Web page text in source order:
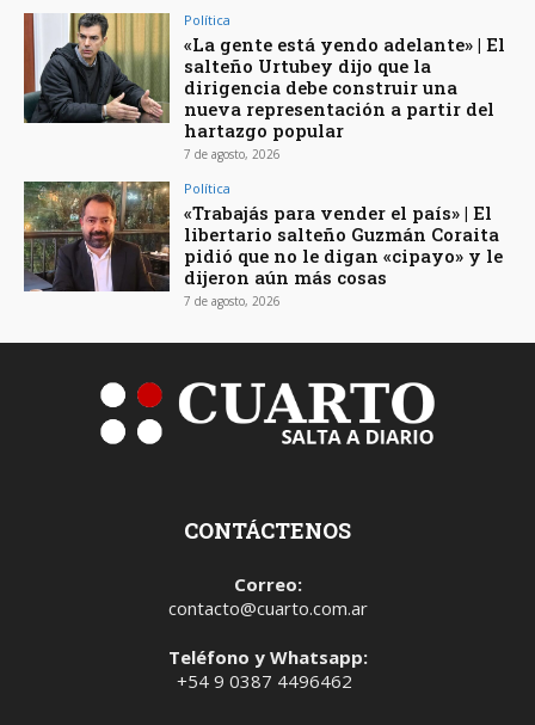
Política
«La gente está yendo adelante» | El
salteño Urtubey dijo que la
dirigencia debe construir una
nueva representación a partir del
hartazgo popular
7 de agosto, 2026
Política
«Trabajás para vender el país» | El
libertario salteño Guzmán Coraita
pidió que no le digan «cipayo» y le
dijeron aún más cosas
7 de agosto, 2026
CONTÁCTENOS
Correo:
contacto@cuarto.com.ar
Teléfono y Whatsapp:
+54 9 0387 4496462